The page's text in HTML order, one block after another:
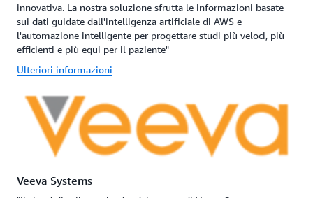
innovativa. La nostra soluzione sfrutta le informazioni basate
sui dati guidate dall'intelligenza artificiale di AWS e
l'automazione intelligente per progettare studi più veloci, più
efficienti e più equi per il paziente"
Ulteriori informazioni
Veeva Systems